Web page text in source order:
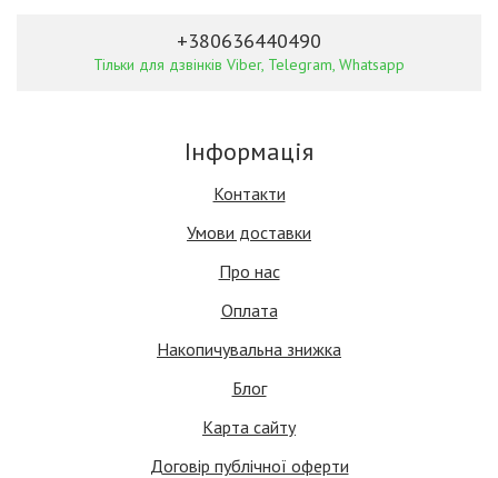
+380636440490
Тільки для дзвінків Viber, Telegram, Whatsapp
Інформація
Контакти
Умови доставки
Про нас
Оплата
Накопичувальна знижка
Блог
Карта сайту
Договір публічної оферти